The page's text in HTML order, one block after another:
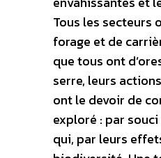
Tous les secteurs
forage et de
que tous ont
serre, leurs
ont le devoir de
exploré : par
qui, par leurs